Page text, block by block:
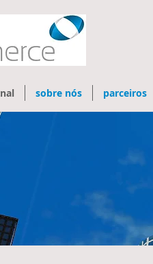
sobre nós parceiros